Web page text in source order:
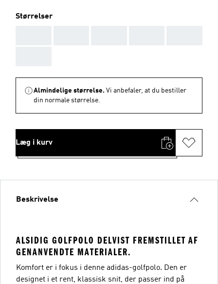
Størrelser
Almindelige størrelse. Vi anbefaler, at du bestiller
din normale størrelse.
Læg i kurv
Beskrivelse
ALSIDIG GOLFPOLO DELVIST FREMSTILLET AF
GENANVENDTE MATERIALER.
Komfort er i fokus i denne adidas-golfpolo. Den er
designet i et rent, klassisk snit, der passer ind på